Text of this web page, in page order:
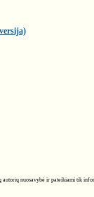
nuosavybė ir pateikiami tik